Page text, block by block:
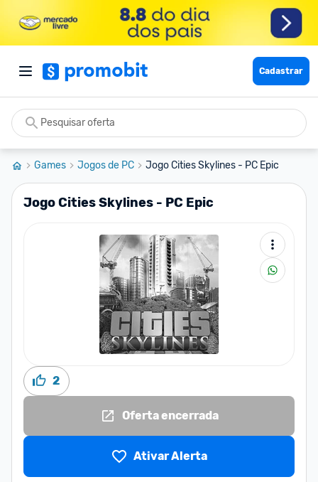
Cadastrar
Games Jogos de PC Jogo Cities Skylines - PC Epic
Jogo Cities Skylines - PC Epic
2
Oferta encerrada
Ativar Alerta